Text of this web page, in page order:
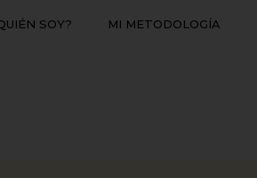
SOY? MI METODOLOGÍA